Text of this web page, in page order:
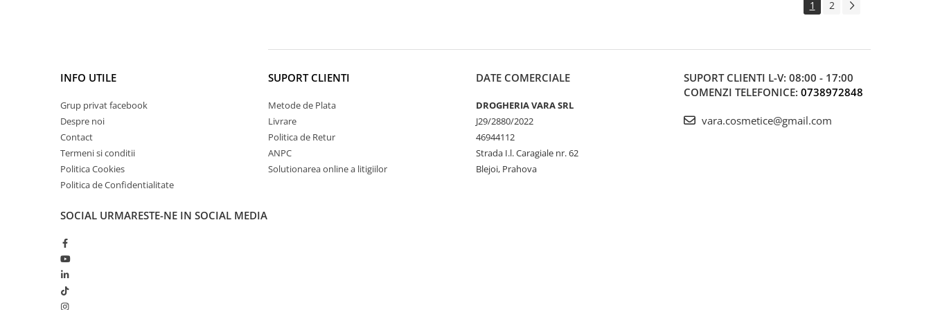
1 2
INFO UTILE
Grup privat facebook
Despre noi
Contact
Termeni si conditii
Politica Cookies
Politica de Confidentialitate
SUPORT CLIENTI
Metode de Plata
Livrare
Politica de Retur
ANPC
Solutionarea online a litigiilor
DATE COMERCIALE
DROGHERIA VARA SRL
J29/2880/2022
46944112
Strada I.l. Caragiale nr. 62
Blejoi, Prahova
SUPORT CLIENTI L-V: 08:00 - 17:00
COMENZI TELEFONICE: 0738972848
vara.cosmetice@gmail.com
SOCIAL URMARESTE-NE IN SOCIAL MEDIA